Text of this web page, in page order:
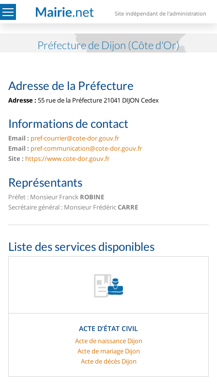
Site indépendant de l'administration
Préfecture de Dijon (Côte d'Or)
Adresse de la Préfecture
Adresse : 55 rue de la Préfecture21041 DIJON Cedex
Informations de contact
Email : pref-courrier@cote-dor.gouv.fr
Email : pref-communication@cote-dor.gouv.fr
Site : https://www.cote-dor.gouv.fr
Représentants
Préfet : Monsieur Franck ROBINE
Secrétaire général : Monsieur FrédéricCARRE
Liste des services disponibles
ACTE D’ÉTAT CIVIL
Acte de naissance Dijon
Acte de mariage Dijon
Acte de décès Dijon